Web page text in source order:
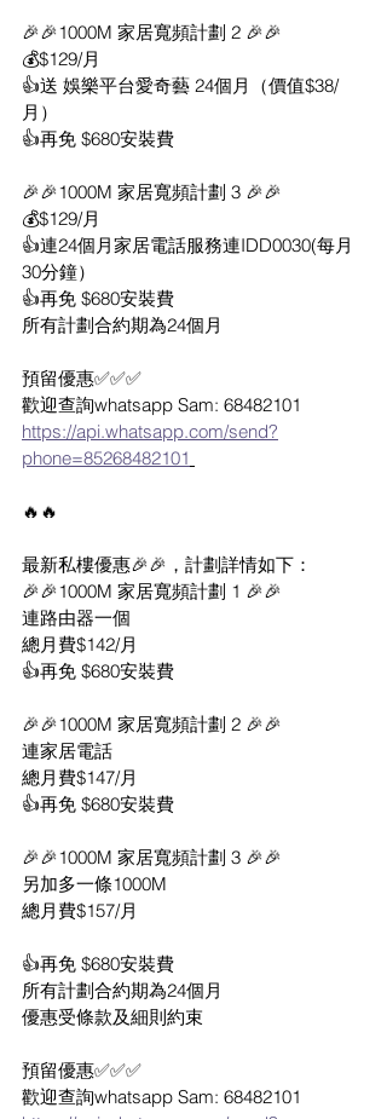
🎉🎉1000M 家居寬頻計劃 2 🎉🎉
💰$129/月
👍送 娛樂平台愛奇藝 24個月（價值$38/
月）
👍再免 $680安裝費
🎉🎉1000M 家居寬頻計劃 3 🎉🎉
💰$129/月
👍連24個月家居電話服務連IDD0030(每月
30分鐘）
👍再免 $680安裝費
所有計劃合約期為24個月
預留優惠✅✅✅
歡迎查詢whatsapp Sam: 68482101
https://api.whatsapp.com/send?
phone=85268482101
🔥🔥
最新私樓優惠🎉🎉，計劃詳情如下：
🎉🎉1000M 家居寬頻計劃 1 🎉🎉
連路由器一個
總月費$142/月
👍再免 $680安裝費
🎉🎉1000M 家居寬頻計劃 2 🎉🎉
連家居電話
總月費$147/月
👍再免 $680安裝費
🎉🎉1000M 家居寬頻計劃 3 🎉🎉
另加多一條1000M
總月費$157/月
👍再免 $680安裝費
所有計劃合約期為24個月
優惠受條款及細則約束
預留優惠✅✅✅
歡迎查詢whatsapp Sam: 68482101